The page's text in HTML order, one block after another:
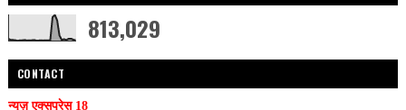
813,029
CONTACT
न्यूज़ एक्सप्रेस 18